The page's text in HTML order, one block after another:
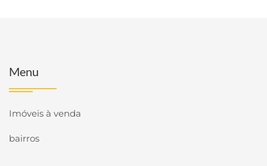
Menu
Imóveis à venda
bairros